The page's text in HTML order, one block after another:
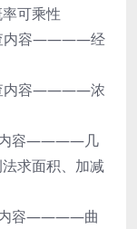
可乘性
查内容————经
查内容————浓
内容————几
求面积、加减
内容————曲